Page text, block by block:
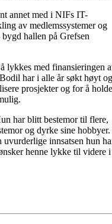
annet med i NIFs IT-
av medlemssystemer og
hallen på Grefsen
lykkes med finansieringen
har i alle år søkt høyt og
prosjekter og for å holde
har blitt bestemor til flere,
og dyrke sine hobbyer.
innsatsen hun
henne lykke til videre i